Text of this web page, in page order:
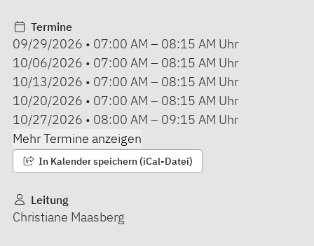
Termine
09/29/2026 • 07:00 AM – 08:15 AM Uhr
10/06/2026 • 07:00 AM – 08:15 AM Uhr
10/13/2026 • 07:00 AM – 08:15 AM Uhr
10/20/2026 • 07:00 AM – 08:15 AM Uhr
10/27/2026 • 08:00 AM – 09:15 AM Uhr
Mehr Termine anzeigen
In Kalender speichern (iCal-Datei)
Leitung
Christiane Maasberg